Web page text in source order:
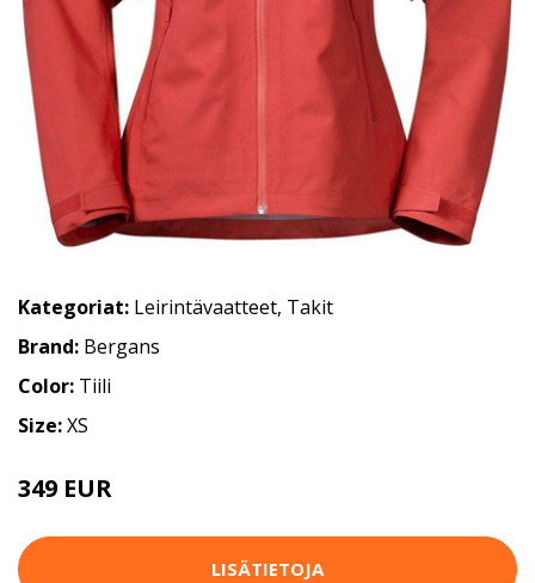
Kategoriat: Leirintävaatteet, Takit
Brand: Bergans
Color: Tiili
Size:XS
349 EUR
LISÄTIETOJA